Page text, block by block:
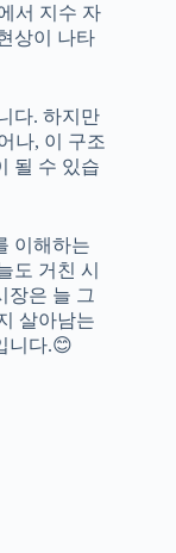
서 지수 자
상이 나타
다. 하지만
나, 이 구조
될 수 있습
이해하는
도 거친 시
장은 늘 그
살아남는
니다.😊